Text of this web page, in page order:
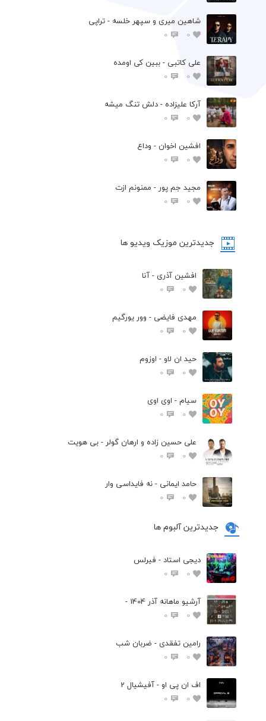
شاهین میری و سپهر خلسه - تراپی
0
0
علی کاتبی - ببین کی اومده
0
0
آرکا علیزاده - دلش تنگ میشه
0
0
افشين اخوان - وداع
0
0
مجید جم پور - ممنونم ازت
0
0
جدیدترین موزیک ویدیو ها
افشین آذری - آنا
0
0
مهدی فایضی - وور یورگیم
0
0
حید ان لاو - اوزوم
0
0
سیام - اوی اوی
0
0
علی حسین زاده و ارهان گولر - بی هویت
0
0
حامد ایمانی - نه فایداسی وار
0
0
جدیدترین آلبوم ها
دیجی استاد - فیرلس
0
0
آرشیو ماهانه آذر 1404 -
0
0
رامین تفقدی - ضربان شب
0
0
اف ان پی او - آفیشیال 2
0
0